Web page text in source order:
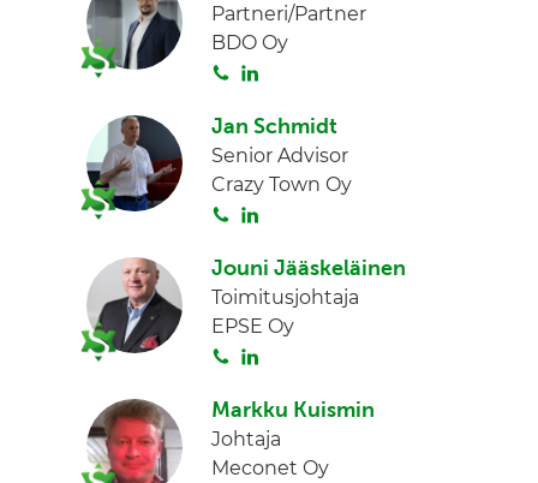
t
a
Partneri/Partner
BDO Oy
S
i
t
a
n
k
e
n
Jan Schmidt
Senior Advisor
Crazy Town Oy
S
i
t
a
n
k
e
n
Jouni Jääskeläinen
Toimitusjohtaja
EPSE Oy
S
i
t
a
n
k
e
Markku Kuismin
Johtaja
Meconet Oy